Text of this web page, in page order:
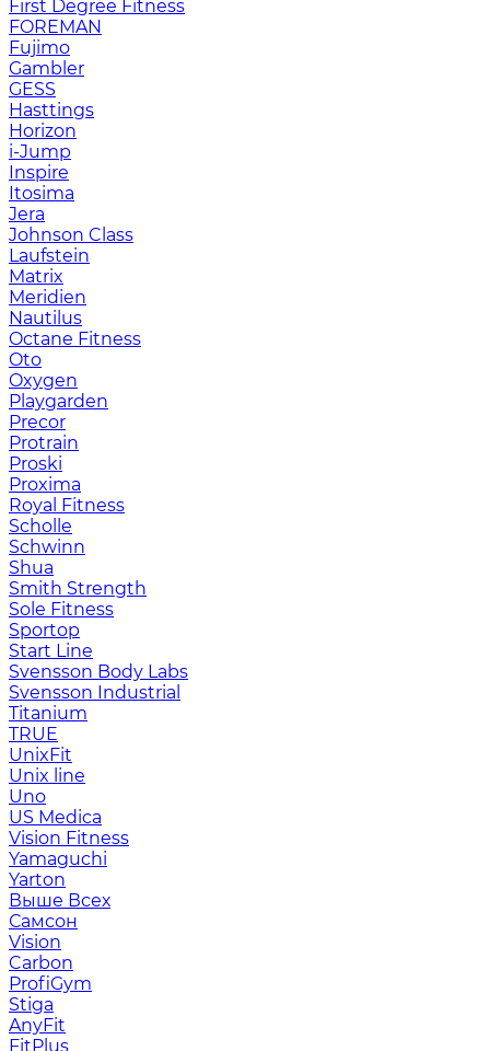
First Degree Fitness
FOREMAN
Fujimo
Gambler
GESS
Hasttings
Horizon
i-Jump
Inspire
Itosima
Jera
Johnson Class
Laufstein
Matrix
Meridien
Nautilus
Octane Fitness
Oto
Oxygen
Playgarden
Precor
Protrain
Proski
Proxima
Royal Fitness
Scholle
Schwinn
Shua
Smith Strength
Sole Fitness
Sportop
Start Line
Svensson Body Labs
Svensson Industrial
Titanium
TRUE
UnixFit
Unix line
Uno
US Medica
Vision Fitness
Yamaguchi
Yarton
Выше Всех
Самсон
Vision
Carbon
ProfiGym
Stiga
AnyFit
FitPlus